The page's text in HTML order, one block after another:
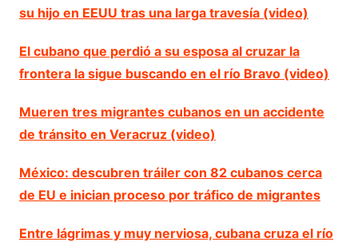
su hijo en EEUU tras una larga travesía (video)
El cubano que perdió a su esposa al cruzar la
frontera la sigue buscando en el río Bravo (video)
Mueren tres migrantes cubanos en un accidente
de tránsito en Veracruz (video)
México: descubren tráiler con 82 cubanos cerca
de EU e inician proceso por tráfico de migrantes
Entre lágrimas y muy nerviosa, cubana cruza el río